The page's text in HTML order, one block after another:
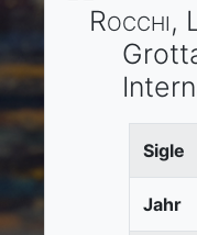
Rocchi,
Sigle
Jahr